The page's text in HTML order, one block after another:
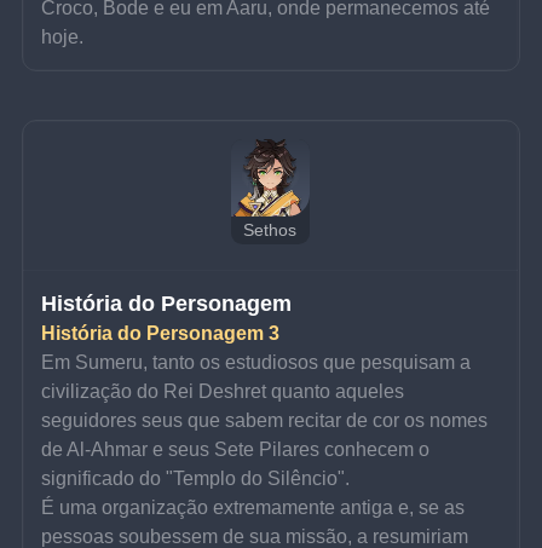
Croco, Bode e eu em Aaru, onde permanecemos até
hoje.
Sethos
História do Personagem
História do Personagem 3
Em Sumeru, tanto os estudiosos que pesquisam a
civilização do Rei Deshret quanto aqueles
seguidores seus que sabem recitar de cor os nomes
de Al-Ahmar e seus Sete Pilares conhecem o
significado do "Templo do Silêncio".
É uma organização extremamente antiga e, se as
pessoas soubessem de sua missão, a resumiriam